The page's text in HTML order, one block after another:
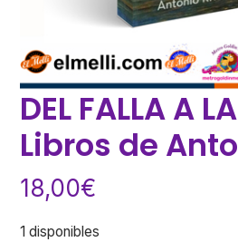
DEL FALLA A
Libros de
18,00€
1 disponibles